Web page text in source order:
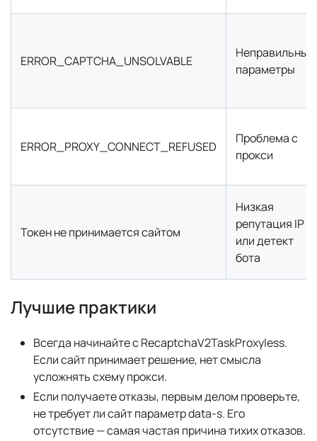
ERROR_CAPTCHA_UNSOLVABLE
Неправильные
параметры
ERROR_PROXY_CONNECT_REFUSED
Проблема с
прокси
Токен не принимается сайтом
Низкая
репутация IP
или детект
бота
Лучшие практики
Всегда начинайте с RecaptchaV2TaskProxyless.
Если сайт принимает решение, нет смысла
усложнять схему прокси.
Если получаете отказы, первым делом проверьте,
не требует ли сайт параметр data-s. Его
отсутствие — самая частая причина тихих отказов.